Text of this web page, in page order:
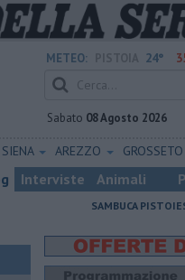
METEO: 24°
Sabato 08 Agosto 2026
SIENA AREZZO GROSSETO
Interviste Animali
SAMBUCA